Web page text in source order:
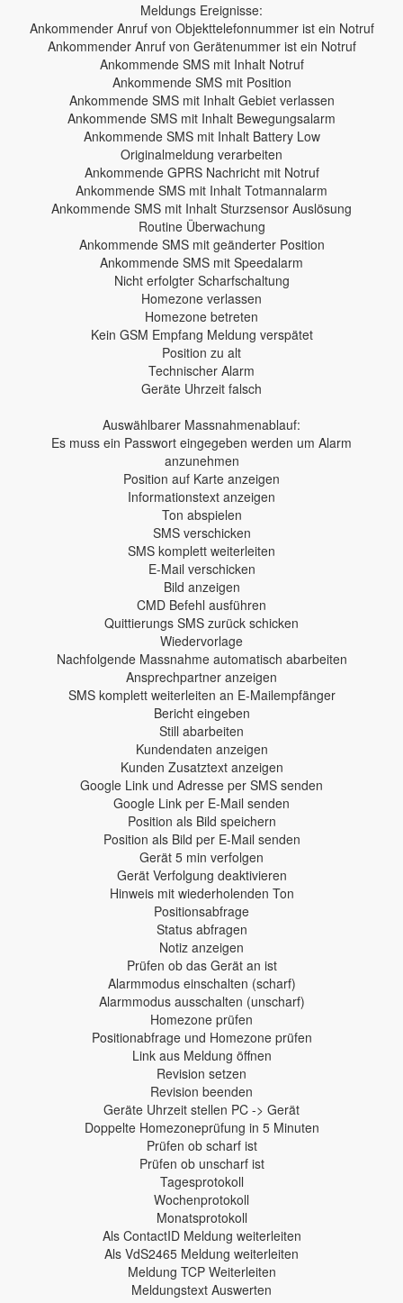
Meldungs Ereignisse:
Ankommender Anruf von Objekttelefonnummer ist ein Notruf
Ankommender Anruf von Gerätenummer ist ein Notruf
Ankommende SMS mit Inhalt Notruf
Ankommende SMS mit Position
Ankommende SMS mit Inhalt Gebiet verlassen
Ankommende SMS mit Inhalt Bewegungsalarm
Ankommende SMS mit Inhalt Battery Low
Originalmeldung verarbeiten
Ankommende GPRS Nachricht mit Notruf
Ankommende SMS mit Inhalt Totmannalarm
Ankommende SMS mit Inhalt Sturzsensor Auslösung
Routine Überwachung
Ankommende SMS mit geänderter Position
Ankommende SMS mit Speedalarm
Nicht erfolgter Scharfschaltung
Homezone verlassen
Homezone betreten
Kein GSM Empfang Meldung verspätet
Position zu alt
Technischer Alarm
Geräte Uhrzeit falsch
Auswählbarer Massnahmenablauf:
Es muss ein Passwort eingegeben werden um Alarm
anzunehmen
Position auf Karte anzeigen
Informationstext anzeigen
Ton abspielen
SMS verschicken
SMS komplett weiterleiten
E-Mail verschicken
Bild anzeigen
CMD Befehl ausführen
Quittierungs SMS zurück schicken
Wiedervorlage
Nachfolgende Massnahme automatisch abarbeiten
Ansprechpartner anzeigen
SMS komplett weiterleiten an E-Mailempfänger
Bericht eingeben
Still abarbeiten
Kundendaten anzeigen
Kunden Zusatztext anzeigen
Google Link und Adresse per SMS senden
Google Link per E-Mail senden
Position als Bild speichern
Position als Bild per E-Mail senden
Gerät 5 min verfolgen
Gerät Verfolgung deaktivieren
Hinweis mit wiederholenden Ton
Positionsabfrage
Status abfragen
Notiz anzeigen
Prüfen ob das Gerät an ist
Alarmmodus einschalten (scharf)
Alarmmodus ausschalten (unscharf)
Homezone prüfen
Positionabfrage und Homezone prüfen
Link aus Meldung öffnen
Revision setzen
Revision beenden
Geräte Uhrzeit stellen PC -> Gerät
Doppelte Homezoneprüfung in 5 Minuten
Prüfen ob scharf ist
Prüfen ob unscharf ist
Tagesprotokoll
Wochenprotokoll
Monatsprotokoll
Als ContactID Meldung weiterleiten
Als VdS2465 Meldung weiterleiten
Meldung TCP Weiterleiten
Meldungstext Auswerten